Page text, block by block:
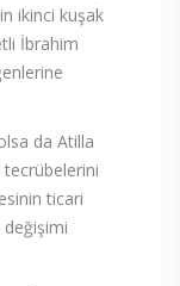
ikinci kuşak
İbrahim
da Atilla
tecrübelerini
ticari
değişimi